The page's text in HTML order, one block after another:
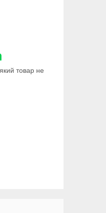
товар не